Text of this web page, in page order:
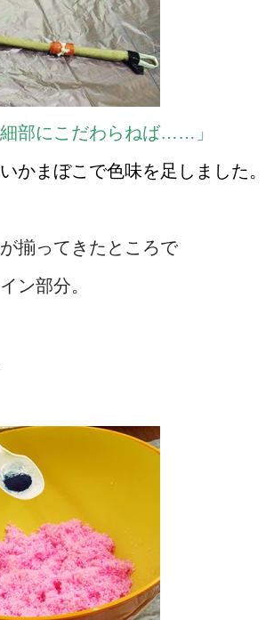
細部にこだわらねば……」
かまぼこで色味を足しました。
揃ってきたところで
ン部分。